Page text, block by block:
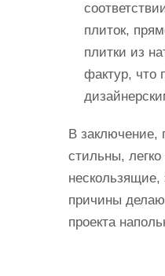
плиток,
плитки из
фактур, что
В заключение,
стильны,
причины
проекта